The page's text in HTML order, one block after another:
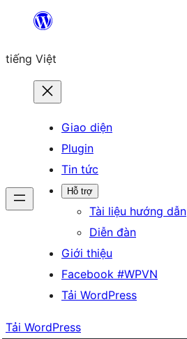
Chuyển
phần
tiếng Việt
Giao diện
Plugin
Tin tức
Hỗ trợ
Tài liệu hướng dẫn
Diễn đàn
Giới thiệu
Facebook #WPVN
Tải WordPress
Tải WordPress